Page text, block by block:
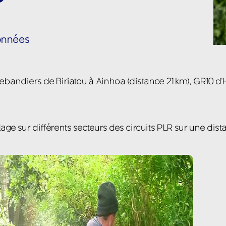
de Biriatou à Ainhoa (distance 21 km), GR10
sur différents secteurs des circuits PLR sur une